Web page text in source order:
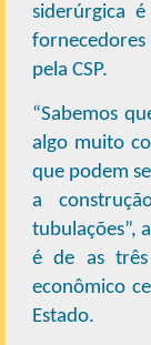
siderúrgica
pela CSP.
“Sabemos
algo muito
que podem
a
tubulações”,
é de as três
econômico
Estado.